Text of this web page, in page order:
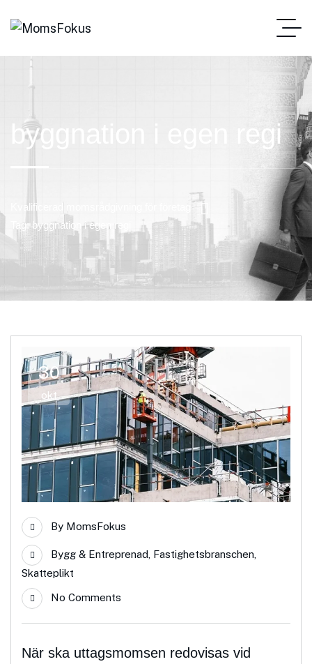
byggnation i egen regi
Kvalificerad momsrådgivning för företag
Tag: byggnation i egen regi
30
okt
By MomsFokus
Bygg & Entreprenad, Fastighetsbranschen,
Skatteplikt
No Comments
När ska uttagsmomsen redovisas vid